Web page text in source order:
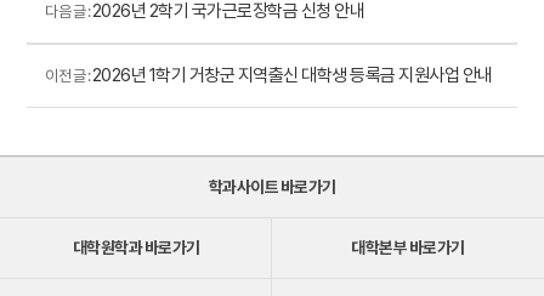
다음 글 :2026년 2학기 국가근로장학금 신청 안내
이전 글 :2026년 1학기 거창군 지역출신 대학생 등록금 지원사업 안내
학과사이트 바로가기
대학원학과 바로가기 대학본부 바로가기